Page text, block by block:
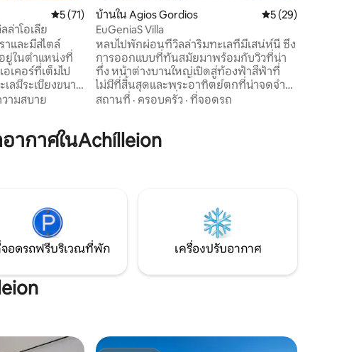
คะแนนเฉลี่ย 5 จาก 5, 71 รีวิว
5 (71)
ล่าโอเลีย
าและมีสไตล์
ยู่ในตำแหน่งที่
เคอร์ที่เต็มไป
ลมีระเบียงขนาด
ทอดยาวอยู่
ทะเลที่สวยงาม
ตัวขนาด 50
ดเยี่ยมสำหรับผู้
าที่มีคุณภาพที่
ามสบาย
บ้านใน Agios Gordios คะแนนเฉลี่ย 5 จาก
5 (29)
EuGeniaS Villa
หลบไปพักผ่อนที่วิลล่าริมทะเลที่มีเสน่ห์นี้ ซึ่ง
การออกแบบที่ทันสมัยมาพร้อมกับวิวที่น่า
ทึ่ง หน้าต่างบานใหญ่เปิดสู่ท้องฟ้าสีฟ้าที่
ไม่มีที่สิ้นสุดและพระอาทิตย์ตกที่น่าจดจำ
สร้างบรรยากาศที่สมบูรณ์แบบสำหรับการ
ครึ่งหนึ่งเป็นหาดกรวด — เชิญชวนให้คุณ
ดำดิ่งลงไปในน้ำทะเลใสสะอาดได้ตลอด
สถานที่ · ครอบครัว · ที่จอดรถ
กาศในAchílleion
อดรถฟรีบริเวณที่พัก เครื่องปรับอากาศ